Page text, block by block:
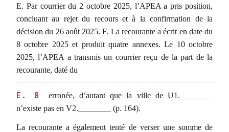
E. Par courrier du 2 octobre 2025, l’APEA a pris position,
concluant au rejet du recours et à la confirmation de la
décision du 26 août 2025. F. La recourante a écrit en date du
8 octobre 2025 et produit quatre annexes. Le 10 octobre
2025, l’APEA a transmis un courrier reçu de la part de la
recourante, daté du
E. 8
erronée, d’autant que la ville de U1.________
n’existe pas en V2.________ (p. 164).
La recourante a également tenté de verser une somme de